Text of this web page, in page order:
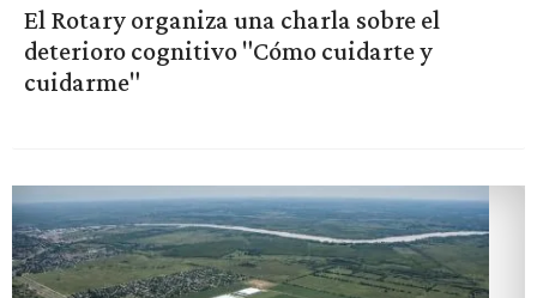
El Rotary organiza una charla sobre el
deterioro cognitivo "Cómo cuidarte y
cuidarme"